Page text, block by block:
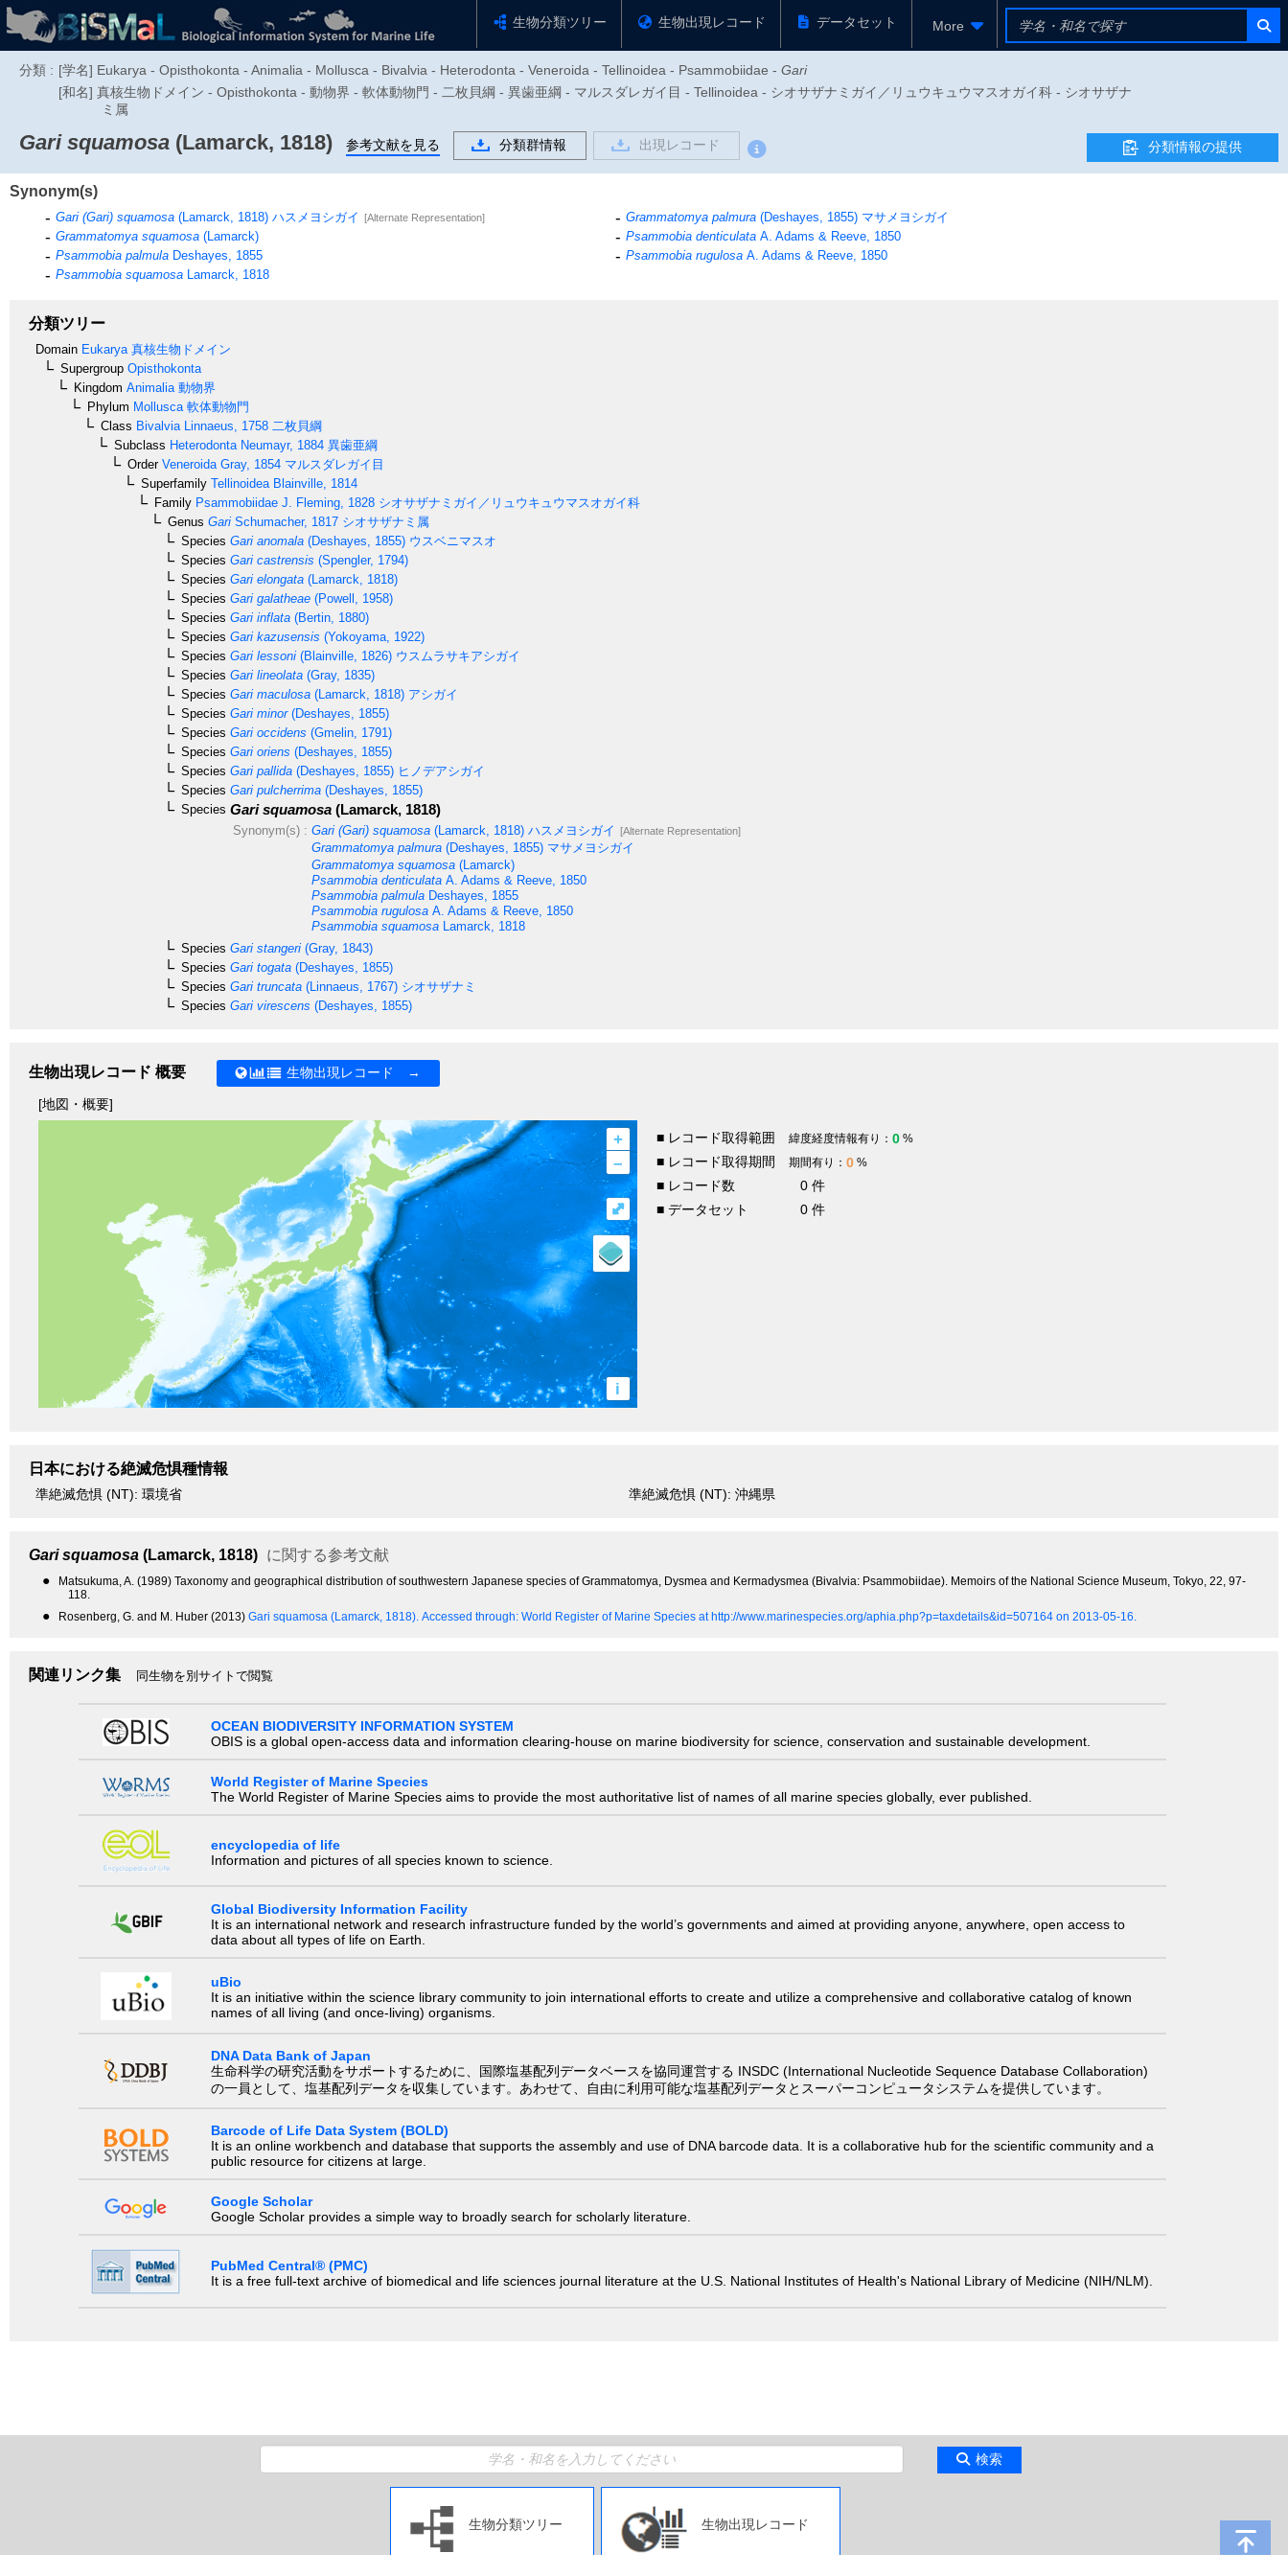
生物分類ツリー 生物出現レコード データセット More
分類 : [学名] Eukarya - Opisthokonta - Animalia - Mollusca - Bivalvia - Heterodonta - Veneroida - Tellinoidea - Psammobiidae - Gari
[和名] 真核生物ドメイン - Opisthokonta - 動物界 - 軟体動物門 - 二枚貝綱 - 異歯亜綱 - マルスダレガイ目 - Tellinoidea - シオサザナミガイ／リュウキュウマスオガイ科 - シオサザナ
ミ属
Gari squamosa (Lamarck, 1818) 参考文献を見る 分類群情報 出現レコード 分類情報の提供
Synonym(s)
Gari (Gari) squamosa (Lamarck, 1818) ハスメヨシガイ [Alternate Representation] Grammatomya palmura(Deshayes, 1855)マサメヨシガイ
Grammatomya squamosa (Lamarck) Psammobia denticulataA. Adams & Reeve, 1850
Psammobia palmula Deshayes, 1855 Psammobia rugulosaA. Adams & Reeve, 1850
Psammobia squamosa Lamarck, 1818
分類ツリー
Domain Eukarya 真核生物ドメイン
Supergroup Opisthokonta
Kingdom Animalia 動物界
Phylum Mollusca 軟体動物門
Class Bivalvia Linnaeus, 1758 二枚貝綱
Subclass Heterodonta Neumayr, 1884 異歯亜綱
OrderVeneroida Gray, 1854 マルスダレガイ目
Superfamily Tellinoidea Blainville, 1814
Family Psammobiidae J. Fleming, 1828 シオサザナミガイ／リュウキュウマスオガイ科
Genus Gari Schumacher, 1817 シオサザナミ属
Species Gari anomala (Deshayes, 1855) ウスベニマスオ
Species Gari castrensis (Spengler, 1794)
Species Gari elongata (Lamarck, 1818)
Species Gari galatheae (Powell, 1958)
Species Gari inflata (Bertin, 1880)
Species Gari kazusensis (Yokoyama, 1922)
Species Gari lessoni (Blainville, 1826) ウスムラサキアシガイ
Species Gari lineolata (Gray, 1835)
Species Gari maculosa (Lamarck, 1818) アシガイ
Species Gari minor(Deshayes, 1855)
Species Gari occidens (Gmelin, 1791)
Species Gari oriens (Deshayes, 1855)
Species Gari pallida (Deshayes, 1855) ヒノデアシガイ
Species Gari pulcherrima (Deshayes, 1855)
Species Gari squamosa (Lamarck, 1818)
Synonym(s) : Gari (Gari) squamosa(Lamarck, 1818)ハスメヨシガイ [Alternate Representation]
Grammatomya palmura(Deshayes, 1855)マサメヨシガイ
Grammatomya squamosa(Lamarck)
Psammobia denticulataA. Adams & Reeve, 1850
Psammobia palmulaDeshayes, 1855
Psammobia rugulosaA. Adams & Reeve, 1850
Psammobia squamosaLamarck, 1818
Species Gari stangeri (Gray, 1843)
Species Gari togata (Deshayes, 1855)
Species Gari truncata (Linnaeus, 1767) シオサザナミ
Species Gari virescens (Deshayes, 1855)
生物出現レコード 概要 生物出現レコード →
[地図・概要]
+
–
i
⤢
■ レコード取得範囲 緯度経度情報有り： 0 %
■ レコード取得期間 期間有り： 0 %
■ レコード数
0 件
■ データセット
0 件
日本における絶滅危惧種情報
準絶滅危惧 (NT): 環境省 準絶滅危惧 (NT): 沖縄県
Gari squamosa (Lamarck, 1818) に関する参考文献
●
Matsukuma, A. (1989) Taxonomy and geographical distribution of southwestern Japanese species of Grammatomya, Dysmea and Kermadysmea (Bivalvia: Psammobiidae). Memoirs of the National Science Museum, Tokyo, 22, 97-
118.
● Rosenberg, G. and M. Huber (2013) Gari squamosa (Lamarck, 1818). Accessed through: World Register of Marine Species at http://www.marinespecies.org/aphia.php?p=taxdetails&id=507164 on 2013-05-16.
関連リンク集 同生物を別サイトで閲覧
OCEAN BIODIVERSITY INFORMATION SYSTEM
OBIS is a global open-access data and information clearing-house on marine biodiversity for science, conservation and sustainable development.
World Register of Marine Species
The World Register of Marine Species aims to provide the most authoritative list of names of all marine species globally, ever published.
encyclopedia of life
Information and pictures of all species known to science.
Global Biodiversity Information Facility
It is an international network and research infrastructure funded by the world’s governments and aimed at providing anyone, anywhere, open access to
data about all types of life on Earth.
uBio
It is an initiative within the science library community to join international efforts to create and utilize a comprehensive and collaborative catalog of known
names of all living (and once-living) organisms.
DNA Data Bank of Japan
生命科学の研究活動をサポートするために、国際塩基配列データベースを協同運営する INSDC (International Nucleotide Sequence Database Collaboration)
の一員として、塩基配列データを収集しています。あわせて、自由に利用可能な塩基配列データとスーパーコンピュータシステムを提供しています。
Barcode of Life Data System (BOLD)
It is an online workbench and database that supports the assembly and use of DNA barcode data. It is a collaborative hub for the scientific community and a
public resource for citizens at large.
Google Scholar
Google Scholar provides a simple way to broadly search for scholarly literature.
PubMed Central® (PMC)
It is a free full-text archive of biomedical and life sciences journal literature at the U.S. National Institutes of Health's National Library of Medicine (NIH/NLM).
検索
生物分類ツリー 生物出現レコード